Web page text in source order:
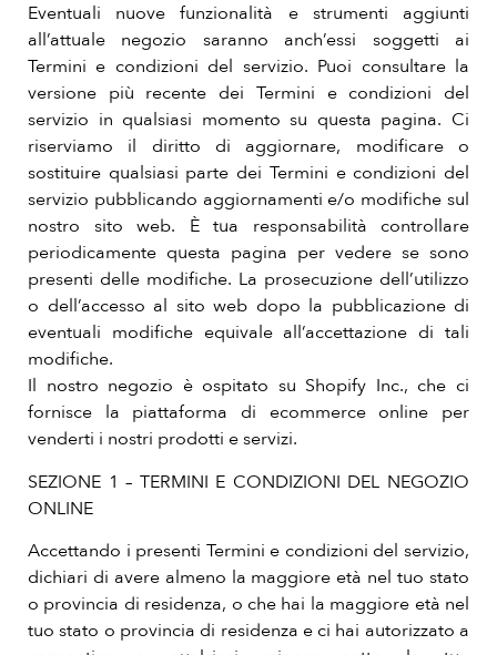
Eventuali nuove funzionalità e strumenti aggiunti
all’attuale negozio saranno anch’essi soggetti ai
Termini e condizioni del servizio. Puoi consultare la
versione più recente dei Termini e condizioni del
servizio in qualsiasi momento su questa pagina. Ci
riserviamo il diritto di aggiornare, modificare o
sostituire qualsiasi parte dei Termini e condizioni del
servizio pubblicando aggiornamenti e/o modifiche sul
nostro sito web. È tua responsabilità controllare
periodicamente questa pagina per vedere se sono
presenti delle modifiche. La prosecuzione dell’utilizzo
o dell’accesso al sito web dopo la pubblicazione di
eventuali modifiche equivale all’accettazione di tali
modifiche.
Il nostro negozio è ospitato su Shopify Inc., che ci
fornisce la piattaforma di ecommerce online per
venderti i nostri prodotti e servizi.
SEZIONE 1 – TERMINI E CONDIZIONI DEL NEGOZIO
ONLINE
Accettando i presenti Termini e condizioni del servizio,
dichiari di avere almeno la maggiore età nel tuo stato
o provincia di residenza, o che hai la maggiore età nel
tuo stato o provincia di residenza e ci hai autorizzato a